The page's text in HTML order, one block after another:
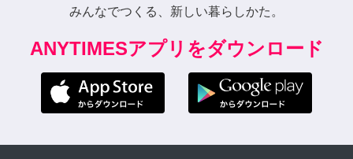
みんなでつくる、新しい暮らしかた。
ANYTIMESアプリをダウンロード